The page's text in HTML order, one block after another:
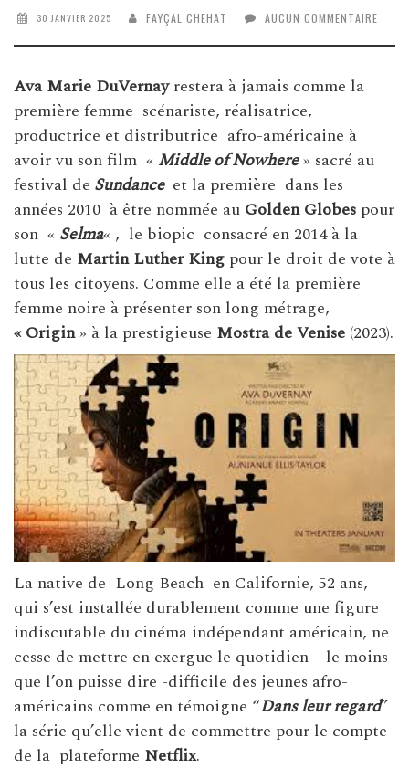
30 JANVIER 2025 FAYÇAL CHEHAT AUCUN COMMENTAIRE
Ava Marie DuVernayrestera à jamais comme la
première femme scénariste, réalisatrice,
productrice et distributrice afro-américaine à
avoir vu son film « Middle of Nowhere» sacré au
festival de Sundance et la première dans les
années 2010 à être nommée au Golden Globes pour
son « Selma« , le biopic consacré en 2014 à la
lutte de Martin Luther King pour le droit de vote à
tous les citoyens. Comme elle a été la première
femme noire à présenter son long métrage,
« Origin» à la prestigieuse Mostra de Venise (2023).
La native de Long Beach en Californie, 52 ans,
qui s’est installée durablement comme une figure
indiscutable du cinéma indépendant américain, ne
cesse de mettre en exergue le quotidien – le moins
que l’on puisse dire -difficile des jeunes afro-
américains comme en témoigne “Dans leur regard”
la série qu’elle vient de commettre pour le compte
de la plateforme Netflix.